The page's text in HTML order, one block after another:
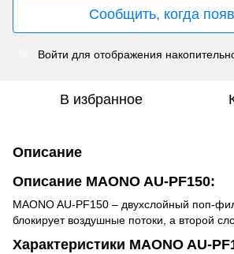
Сообщить, когда
Войти для отображения
В избранное
Описание
Описание MAONO AU-PF150:
MAONO AU-PF150 – двухслойный поп-
блокирует воздушные потоки, а второй
Характеристики MAONO AU-